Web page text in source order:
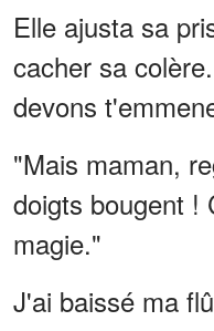
Elle ajusta sa
cacher sa
devons
"Mais maman,
doigts bougent !
magie."
J'ai baissé ma